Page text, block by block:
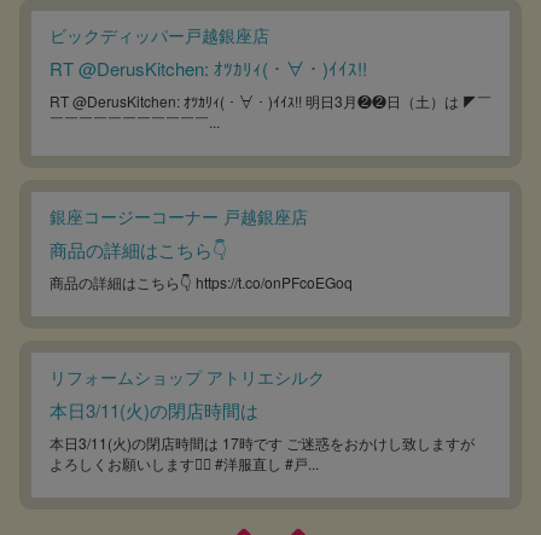
ビックディッパー戸越銀座店
RT @DerusKitchen: ｵﾂｶﾘｨ(・∀・)ｲｲｽ!!
RT @DerusKitchen: ｵﾂｶﾘｨ(・∀・)ｲｲｽ!! 明日3月❷❷日（土）は ◤￣
￣￣￣￣￣￣￣￣￣￣￣...
銀座コージーコーナー 戸越銀座店
商品の詳細はこちら👇
商品の詳細はこちら👇 https://t.co/onPFcoEGoq
リフォームショップ アトリエシルク
本日3/11(火)の閉店時間は
本日3/11(火)の閉店時間は 17時です ご迷惑をおかけし致しますが
よろしくお願いします🙇‍♀️ #洋服直し #戸...